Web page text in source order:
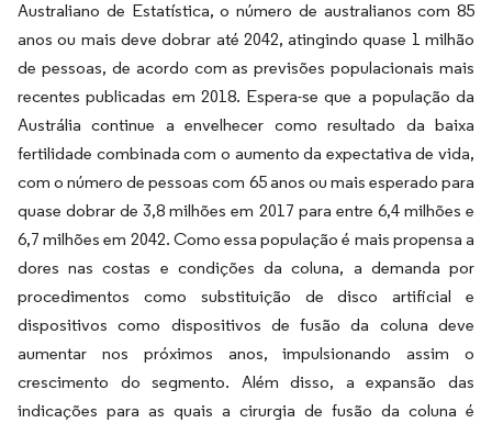
Australiano de Estatística, o número de australianos com 85
anos ou mais deve dobrar até 2042, atingindo quase 1 milhão
de pessoas, de acordo com as previsões populacionais mais
recentes publicadas em 2018. Espera-se que a população da
Austrália continue a envelhecer como resultado da baixa
fertilidade combinada com o aumento da expectativa de vida,
com o número de pessoas com 65 anos ou mais esperado para
quase dobrar de 3,8 milhões em 2017 para entre 6,4 milhões e
6,7 milhões em 2042. Como essa população é mais propensa a
dores nas costas e condições da coluna, a demanda por
procedimentos como substituição de disco artificial e
dispositivos como dispositivos de fusão da coluna deve
aumentar nos próximos anos, impulsionando assim o
crescimento do segmento. Além disso, a expansão das
indicações para as quais a cirurgia de fusão da coluna é